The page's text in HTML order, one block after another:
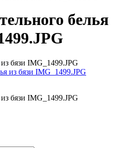
белья
бязи IMG_1499.JPG
бязи IMG_1499.JPG